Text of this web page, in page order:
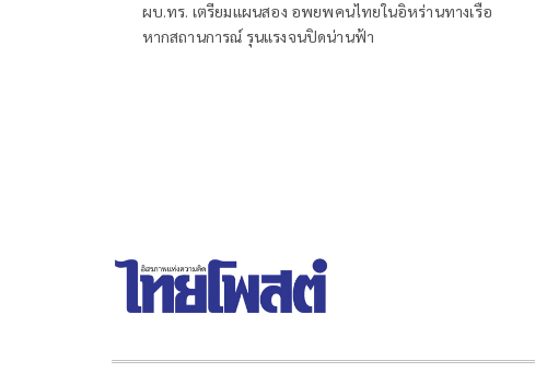
ผบ.ทร. เตรียมแผนสอง อพยพคนไทยในอิหร่านทางเรือ
หากสถานการณ์ รุนแรงจนปิดน่านฟ้า